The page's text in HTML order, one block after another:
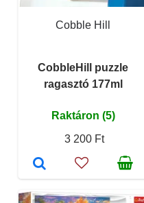
Cobble Hill
CobbleHill puzzle
ragasztó 177ml
Raktáron (5)
3 200 Ft